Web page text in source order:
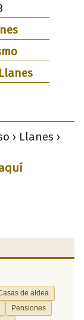
› Llanes ›